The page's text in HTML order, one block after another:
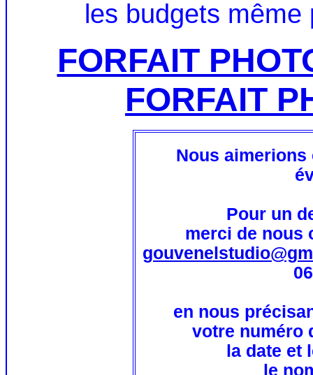
les budgets
FORFAIT
FORFAIT
Nous
Pour un
merci de nous
en nous
votre numéro
la date et
le